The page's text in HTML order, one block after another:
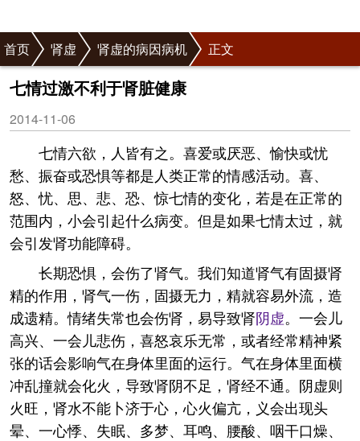
首页 肾虚 肾虚的病因病机 正文
七情过激不利于肾脏健康
2014-11-06
七情六欲，人皆有之。喜爱或厌恶、愉快或忧
愁、振奋或恐惧等都是人类正常的情感活动。喜、
怒、忧、思、悲、恐、惊七情的变化，若是在正常的
范围内，小会引起什么病变。但是如果七情太过，就
会引发肾功能障碍。
长期恐惧，会伤了肾气。我们知道肾气有固摄肾
精的作用，肾气一伤，固摄无力，精就容易外流，造
成遗精。情绪失常也会伤肾，易导致肾阴虚。一会儿
高兴、一会儿悲伤，喜怒哀乐无常，或者经常精神紧
张的话会影响气在身体里面的运行。气在身体里面横
冲乱撞就会化火，导致肾阴不足，肾经不通。阴虚则
火旺，肾水不能卜济于心，心火偏亢，义会出现头
晕、一心悸、失眠、多梦、耳鸣、腰酸、咽干口燥、